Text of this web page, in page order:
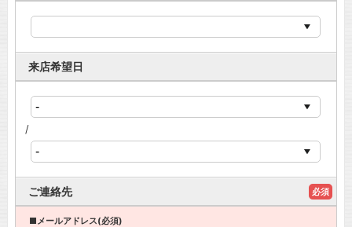
来店希望日
/
ご連絡先 必須
■メールアドレス(必須)